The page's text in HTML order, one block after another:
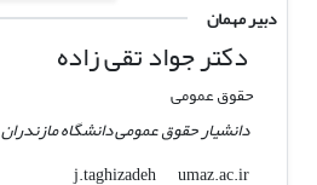
دبیر مهمان
دکتر جواد تقی زاده
حقوق عمومی
دانشیار حقوق عمومی دانشگاه مازندران
j.taghizadeh
umaz.ac.ir